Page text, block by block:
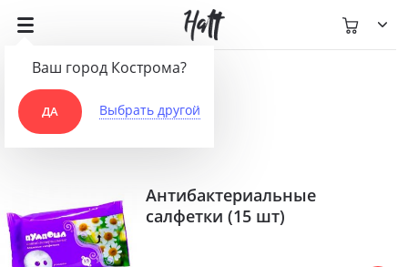
Радости
Антибактериальные
салфетки (15 шт)
Ваш город Кострома?
ДА Выбрать другой